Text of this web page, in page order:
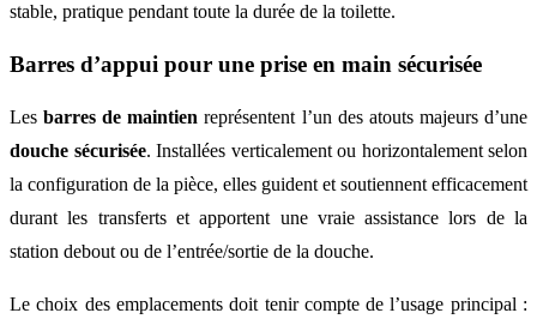
stable, pratique pendant toute la durée de la toilette.
Barres d’appui pour une prise en main sécurisée
Lesbarres de maintien représentent l’un des atouts majeurs d’une
douche sécurisée. Installées verticalement ou horizontalement selon
la configuration de la pièce, elles guident et soutiennent efficacement
durant les transferts et apportent une vraie assistance lors de la
station debout ou de l’entrée/sortie de la douche.
Le choix des emplacements doit tenir compte de l’usage principal :